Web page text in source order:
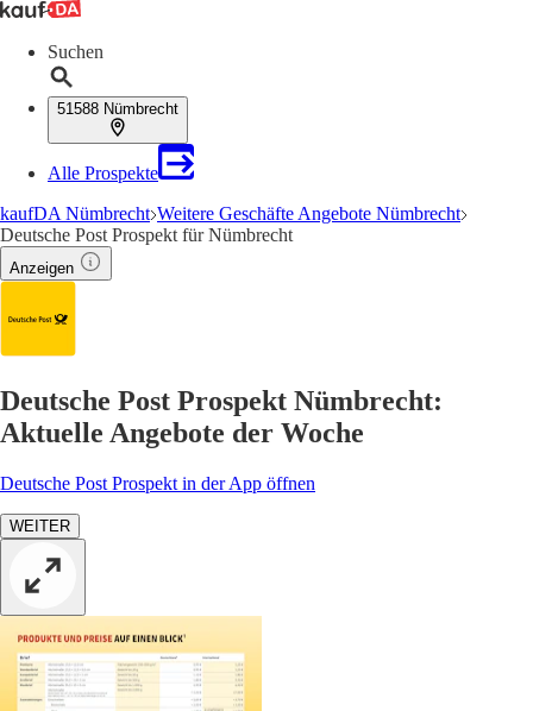
Suchen
51588 Nümbrecht
Alle Prospekte
kaufDA Nümbrecht Weitere Geschäfte Angebote Nümbrecht
Deutsche Post Prospekt für Nümbrecht
Anzeigen
Deutsche Post Prospekt Nümbrecht:
Aktuelle Angebote der Woche
Deutsche Post Prospekt in der App öffnen
WEITER